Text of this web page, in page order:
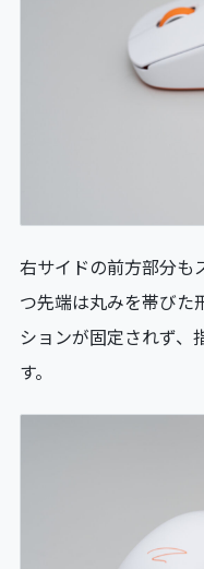
右サイドの前方部分も
つ先端は丸みを帯びた
ションが固定されず、
す。